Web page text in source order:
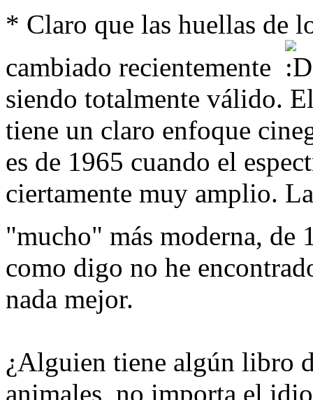
* Claro que las huellas de
cambiado recientemente
siendo totalmente válido.
tiene un claro enfoque
es de 1965 cuando el
ciertamente muy amplio.
"mucho" más moderna,
como digo no he
nada mejor.
¿Alguien tiene algún libro
animales, no importa el